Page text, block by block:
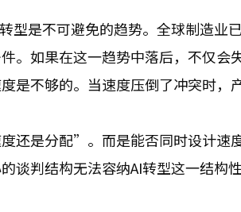
型是不可避免的趋势。全球制造业
。如果在这一趋势中落后，不仅
是不够的。当速度压倒了冲突时，
还是分配”。而是能否同时设计速
谈判结构无法容纳AI转型这一结构